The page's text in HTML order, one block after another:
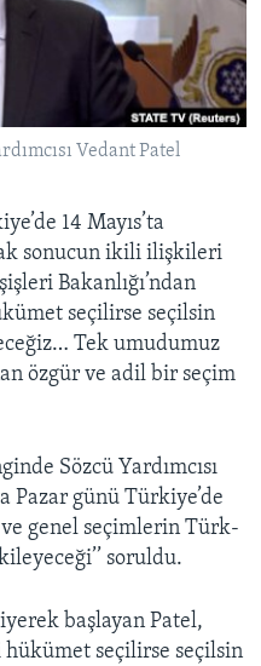
Vedant Patel
14 Mayıs’ta
sonucun ikili ilişkileri
Bakanlığı’ndan
seçilirse seçilsin
Tek umudumuz
özgür ve adil bir seçim
Sözcü Yardımcısı
Pazar günü Türkiye’de
ve genel seçimlerin Türk-
soruldu.
başlayan Patel,
hükümet seçilirse seçilsin